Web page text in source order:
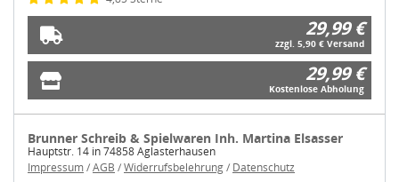
29,99 €
zzgl. 5,90 € Versand
29,99 €
Kostenlose Abholung
Brunner Schreib & Spielwaren Inh. Martina Elsasser
Hauptstr. 14 in 74858 Aglasterhausen
Impressum/AGB /Widerrufsbelehrung/ Datenschutz